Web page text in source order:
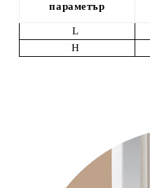
параметър
L
Н